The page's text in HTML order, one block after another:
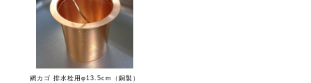
網カゴ 排水栓用φ13.5cm（銅製）